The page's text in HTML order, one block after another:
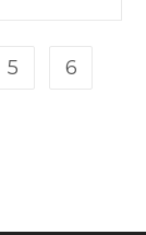
5
6